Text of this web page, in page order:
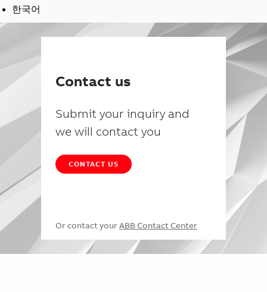
한국어
Contact us
Submit your inquiry and
we will contact you
CONTACT US
Or contact your ABB Contact Center